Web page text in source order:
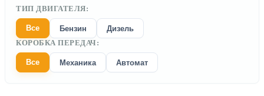
ТИП ДВИГАТЕЛЯ:
Все Бензин
Дизель
КОРОБКА ПЕРЕДАЧ:
Все Механика Автомат